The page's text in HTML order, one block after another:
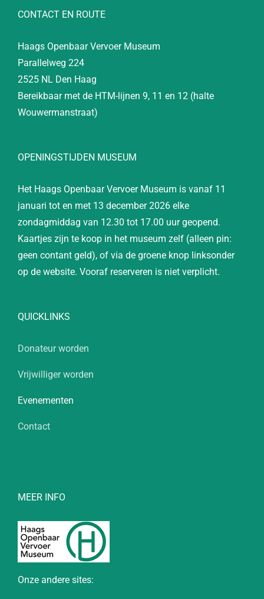
CONTACT EN ROUTE
Haags Openbaar Vervoer Museum
Parallelweg 224
2525 NL Den Haag
Bereikbaar met de HTM-lijnen 9, 11 en 12 (halte
Wouwermanstraat)
OPENINGSTIJDEN MUSEUM
Het Haags Openbaar Vervoer Museum is vanaf 11
januari tot en met 13 december 2026 elke
zondagmiddag van 12.30 tot 17.00 uur geopend.
Kaartjes zijn te koop in het museum zelf (alleen pin:
geen contant geld), of via de groene knop linksonder
op de website. Vooraf reserveren is niet verplicht.
QUICKLINKS
Donateur worden
Vrijwilliger worden
Evenementen
Contact
MEER INFO
Onze andere sites: